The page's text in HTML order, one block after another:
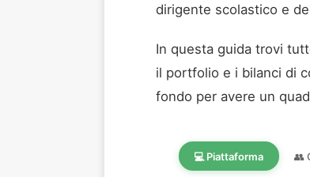
dirigente scolastico e
In questa guida trovi
il portfolio e i bilanci di
fondo per avere un
💻 Piattaforma 👥